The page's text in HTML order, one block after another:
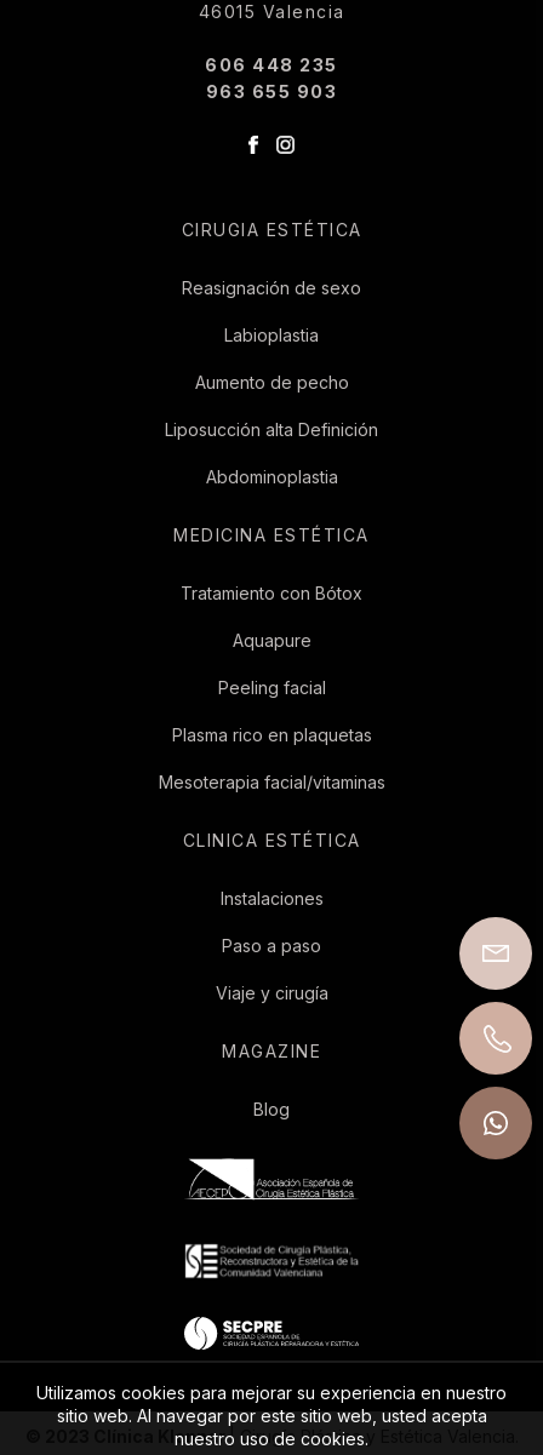
46015 Valencia
606 448 235
963 655 903
CIRUGIA ESTÉTICA
Reasignación de sexo
Labioplastia
Aumento de pecho
Liposucción alta Definición
Abdominoplastia
MEDICINA ESTÉTICA
Tratamiento con Bótox
Aquapure
Peeling facial
Plasma rico en plaquetas
Mesoterapia facial/vitaminas
CLINICA ESTÉTICA
Instalaciones
Paso a paso
Viaje y cirugía
MAGAZINE
Blog
© 2023 Clínica Klenner| Cirugía Plástica y Estética Valencia.
Utilizamos cookies para mejorar su experiencia en nuestro
sitio web. Al navegar por este sitio web, usted acepta
nuestro uso de cookies.